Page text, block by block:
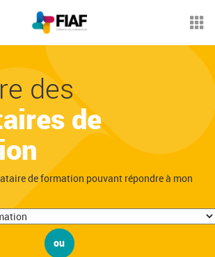
des
de
de formation pouvant répondre à mon
ou